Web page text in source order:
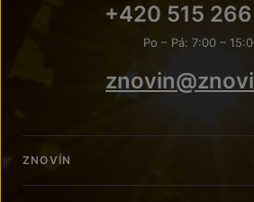
+420 515
Po – Pá: 7:00 –
ZNOVÍN